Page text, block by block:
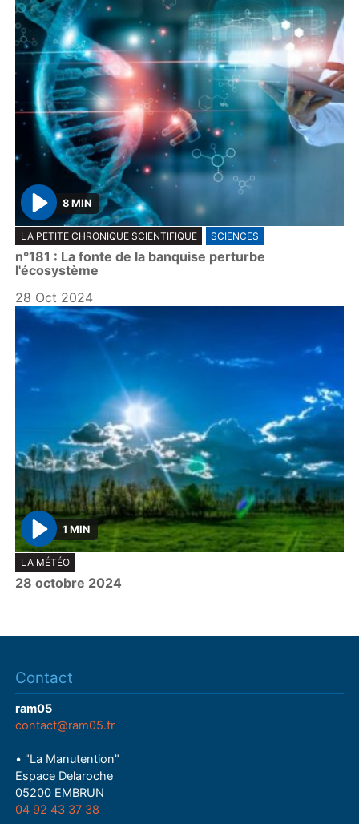
P
l
a
y
8 MIN
LA PETITE CHRONIQUE SCIENTIFIQUE SCIENCES
n°181 : La fonte de la banquise perturbe
l'écosystème
28 Oct 2024
P
l
a
1 MIN
LA MÉTÉO
28 octobre 2024
Contact
ram05
contact@ram05.fr
• "La Manutention"
Espace Delaroche
05200 EMBRUN
04 92 43 37 38